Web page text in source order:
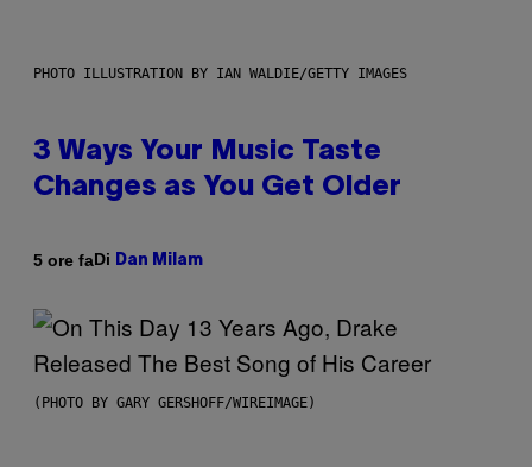
PHOTO ILLUSTRATION BY IAN WALDIE/GETTY IMAGES
3 Ways Your Music Taste
Changes as You Get Older
5 ore faDi Dan Milam
(PHOTO BY GARY GERSHOFF/WIREIMAGE)